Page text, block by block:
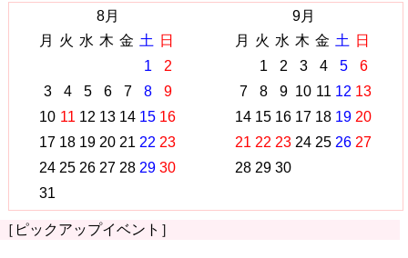
8月
月
火 水 木 金 土
日
1
2
3
4 5 6 7 8
9
10 11 12 13 14 15 16
17 18 19 20 21 22 23
24 25 26 27 28 29 30
31
9月
月
火 水 木 金 土
日
1
2 3 4 5
6
7
8 9 10 11 12 13
14 15 16 17 18 19 20
21 22 23 24 25 26 27
28 29 30
［ピックアップイベント］